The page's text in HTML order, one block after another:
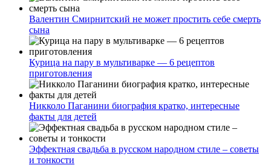
Валентин Смирнитский не может простить себе смерть
сына
Курица на пару в мультиварке — 6 рецептов
приготовления
Никколо Паганини биография кратко, интересные
факты для детей
Эффектная свадьба в русском народном стиле – советы
и тонкости